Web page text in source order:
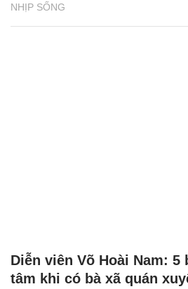
NHỊP SỐNG
Diễn viên Võ Hoài Nam: 5
tâm khi có bà xã quán